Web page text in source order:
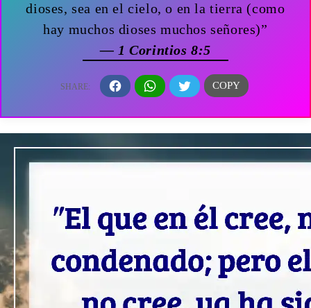
dioses, sea en el cielo, o en la tierra (como
hay muchos dioses muchos señores)”
— 1 Corintios 8:5